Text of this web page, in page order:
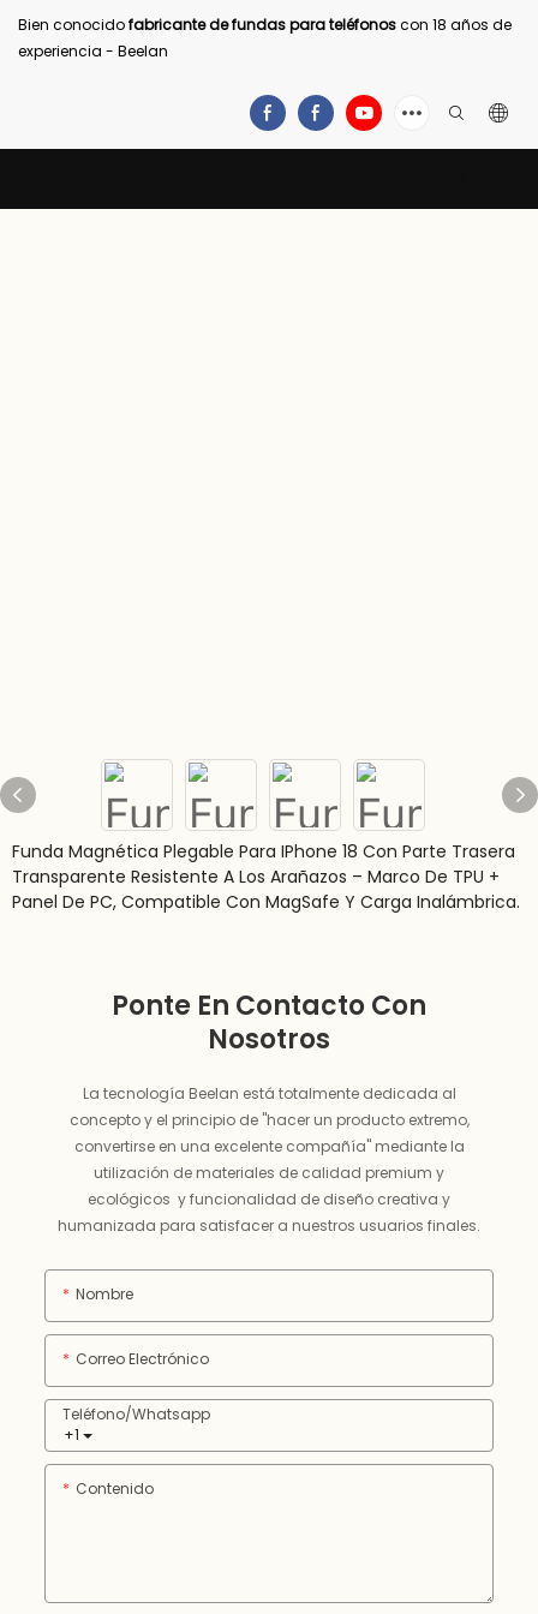
Bien conocidofabricante de fundas para teléfonoscon 18 años de
experiencia - Beelan
Funda Magnética Plegable Para IPhone 18 Con Parte Trasera
Transparente Resistente A Los Arañazos – Marco De TPU +
Panel De PC, Compatible Con MagSafe Y Carga Inalámbrica.
Ponte En Contacto Con
Nosotros
La tecnología Beelan está totalmente dedicada al
concepto y el principio de "hacer un producto extremo,
convertirse en una excelente compañía" mediante la
utilización de materiales de calidad premium y
ecológicos y funcionalidad de diseño creativa y
humanizada para satisfacer a nuestros usuarios finales.
Nombre
Correo Electrónico
+1
Teléfono/whatsapp
Contenido